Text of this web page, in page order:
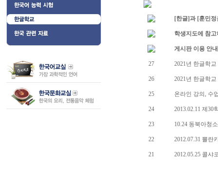
[한글]과 [훈민정
학생지도에 참고
게시판 이용 안내
27 2021년 한글학
26 2021년 한글학
25 온라인 강의, 수
24 2013.02.11 제30
23 10.24 동북아청
22 2012.07.31 뽈란
21 2012.05.25 콜샤